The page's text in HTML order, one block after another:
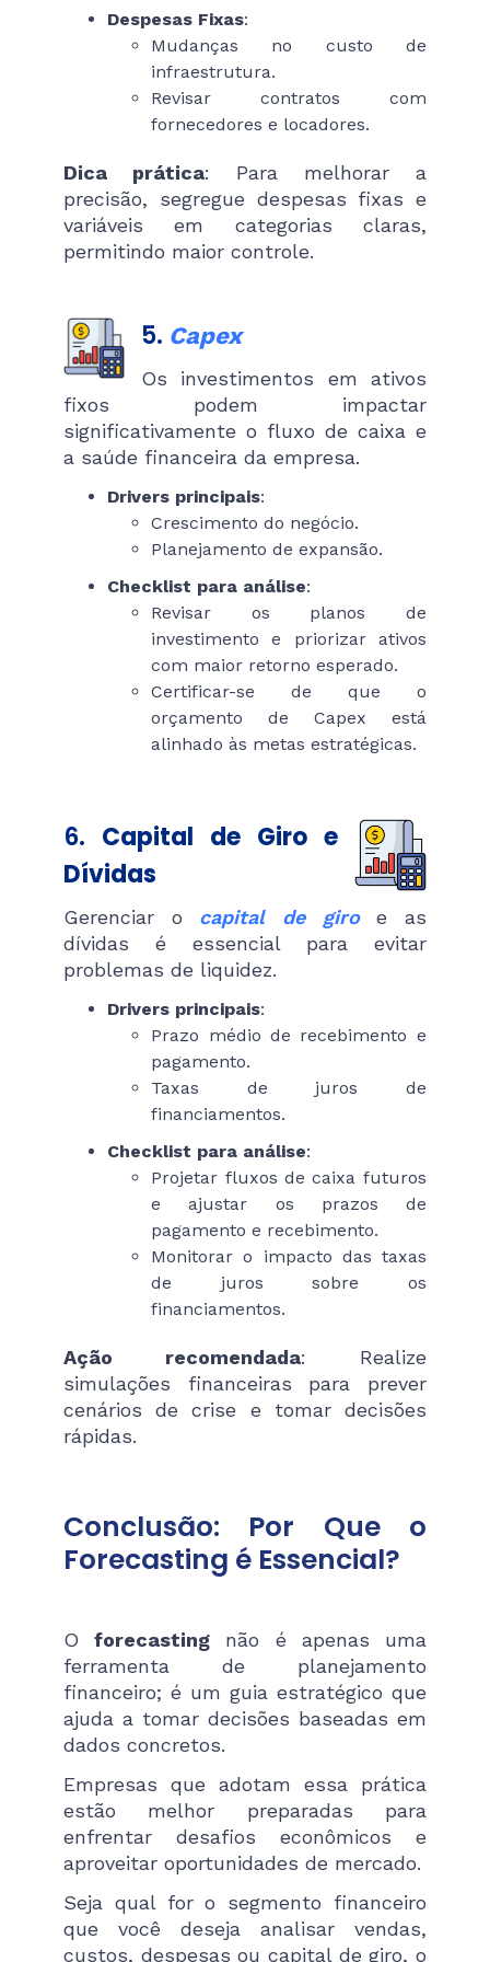
Despesas Fixas:
Mudanças no custo de
infraestrutura.
Revisar contratos com
fornecedores e locadores.
Dica prática: Para melhorar a
precisão, segregue despesas fixas e
variáveis em categorias claras,
permitindo maior controle.
5. Capex
Os investimentos em ativos
fixos podem impactar
significativamente o fluxo de caixa e
a saúde financeira da empresa.
Drivers principais:
Crescimento do negócio.
Planejamento de expansão.
Checklist para análise:
Revisar os planos de
investimento e priorizar ativos
com maior retorno esperado.
Certificar-se de que o
orçamento de Capex está
alinhado às metas estratégicas.
6. Capital de Giro e
Dívidas
Gerenciar o capital de giroe as
dívidas é essencial para evitar
problemas de liquidez.
Drivers principais:
Prazo médio de recebimento e
pagamento.
Taxas de juros de
financiamentos.
Checklist para análise:
Projetar fluxos de caixa futuros
e ajustar os prazos de
pagamento e recebimento.
Monitorar o impacto das taxas
de juros sobre os
financiamentos.
Ação recomendada: Realize
simulações financeiras para prever
cenários de crise e tomar decisões
rápidas.
Conclusão: Por Que o
Forecasting é Essencial?
Oforecasting não é apenas uma
ferramenta de planejamento
financeiro; é um guia estratégico que
ajuda a tomar decisões baseadas em
dados concretos.
Empresas que adotam essa prática
estão melhor preparadas para
enfrentar desafios econômicos e
aproveitar oportunidades de mercado.
Seja qual for o segmento financeiro
que você deseja analisar vendas,
custos, despesas ou capital de giro, o